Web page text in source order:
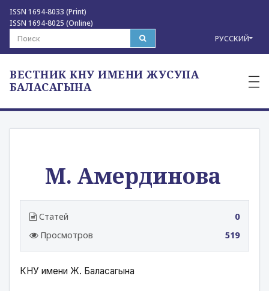
ISSN 1694-8033 (Print)
ISSN 1694-8025 (Online)
РУССКИЙ
ВЕСТНИК КНУ ИМЕНИ ЖУСУПА
БАЛАСАГЫНА
—
—
—
М. Амердинова
Статей
0
Просмотров
519
КНУ имени Ж. Баласагына